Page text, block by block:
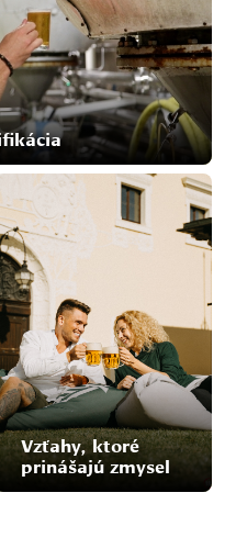
Vzťahy, ktoré
prinášajú zmysel